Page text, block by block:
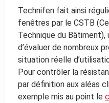
Technifen fait ainsi
fenêtres par le CSTB
Technique du Bâtiment),
d’évaluer de nombreux
situation réelle
Pour contrôler la
par définition aux aléas
exemple mis au point le